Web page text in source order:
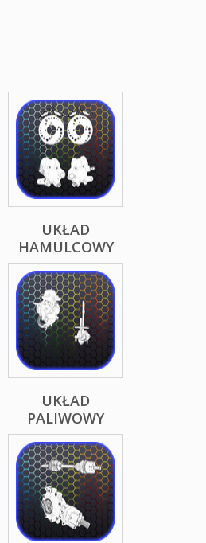
UKŁAD
HAMULCOWY
UKŁAD
PALIWOWY